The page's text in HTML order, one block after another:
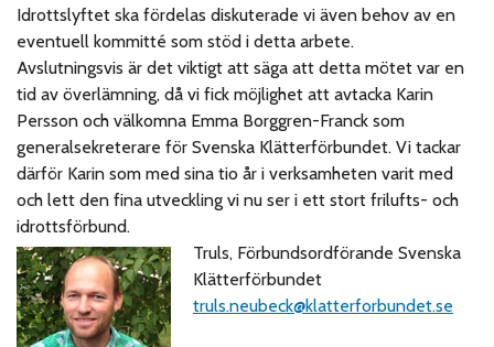
Idrottslyftet ska fördelas diskuterade vi även behov av en
eventuell kommitté som stöd i detta arbete.
Avslutningsvis är det viktigt att säga att detta mötet var en
tid av överlämning, då vi fick möjlighet att avtacka Karin
Persson och välkomna Emma Borggren-Franck som
generalsekreterare för Svenska Klätterförbundet. Vi tackar
därför Karin som med sina tio år i verksamheten varit med
och lett den fina utveckling vi nu ser i ett stort frilufts- och
idrottsförbund.
Truls, Förbundsordförande Svenska
Klätterförbundet
truls.neubeck@klatterforbundet.se